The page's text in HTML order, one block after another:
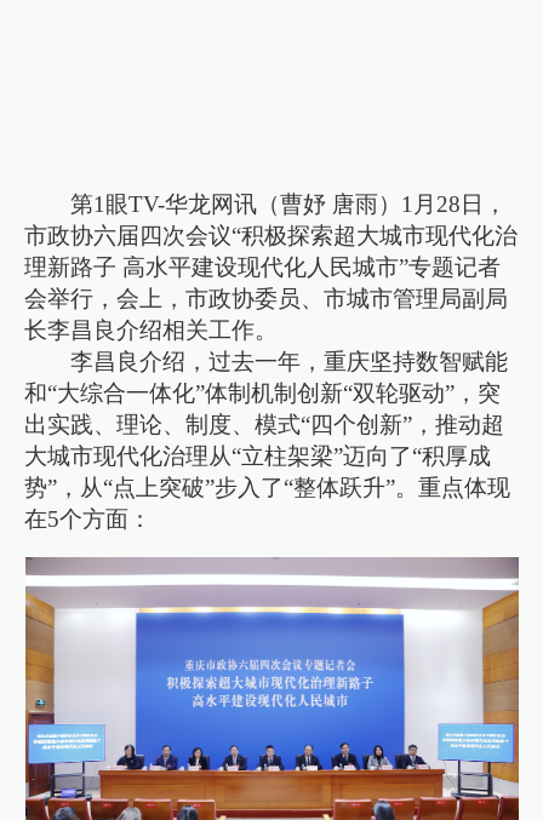
第1眼TV-华龙网讯（曹妤 唐雨）1月28日，
市政协六届四次会议“积极探索超大城市现代化治
理新路子 高水平建设现代化人民城市”专题记者
会举行，会上，市政协委员、市城市管理局副局
长李昌良介绍相关工作。
李昌良介绍，过去一年，重庆坚持数智赋能
和“大综合一体化”体制机制创新“双轮驱动”，突
出实践、理论、制度、模式“四个创新”，推动超
大城市现代化治理从“立柱架梁”迈向了“积厚成
势”，从“点上突破”步入了“整体跃升”。重点体现
在5个方面：